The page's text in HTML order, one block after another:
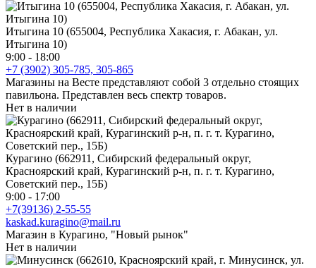
Итыгина 10 (655004, Республика Хакасия, г. Абакан, ул.
Итыгина 10)
9:00 - 18:00
+7 (3902) 305-785, 305-865
Магазины на Весте представляют собой 3 отдельно стоящих
павильона. Представлен весь спектр товаров.
Нет в наличии
Курагино (662911, Сибирский федеральный округ,
Красноярский край, Курагинский р-н, п. г. т. Курагино,
Советский пер., 15Б)
9:00 - 17:00
+7(39136) 2-55-55
kaskad.kuragino@mail.ru
Магазин в Курагино, "Новый рынок"
Нет в наличии